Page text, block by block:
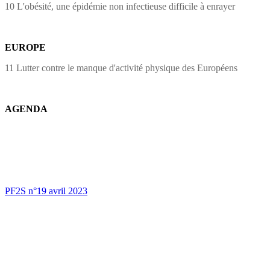
10 L'obésité, une épidémie non infectieuse difficile à enrayer
EUROPE
11 Lutter contre le manque d'activité physique des Européens
AGENDA
PF2S n°19 avril 2023